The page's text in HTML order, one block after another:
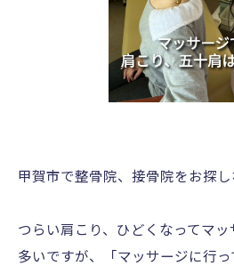
甲賀市で整骨院、接骨院をお探
つらい肩こり、ひどくなってマ
多いですが、「マッサージに行